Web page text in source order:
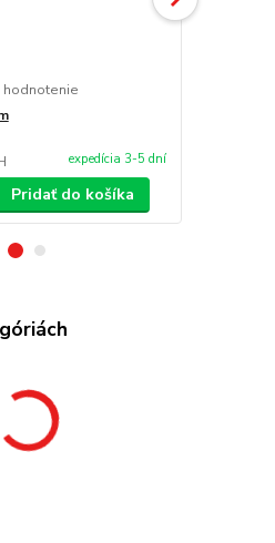
hodnotenie
expedícia 3-5 dní
Pridať do košíka